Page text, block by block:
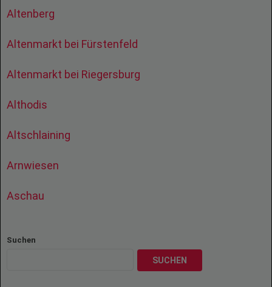
Altenberg
Altenmarkt bei Fürstenfeld
Altenmarkt bei Riegersburg
Althodis
Altschlaining
Arnwiesen
Aschau
Suchen
SUCHEN